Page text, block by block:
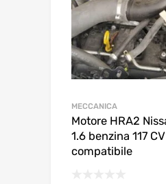
MECCANICA
Motore HRA2
1.6 benzina 117
compatibile